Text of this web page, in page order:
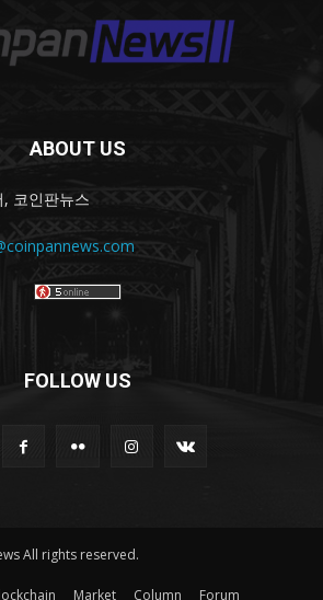
ABOUT US
코인판뉴스
FOLLOW US
All rights reserved.
Market Column Forum